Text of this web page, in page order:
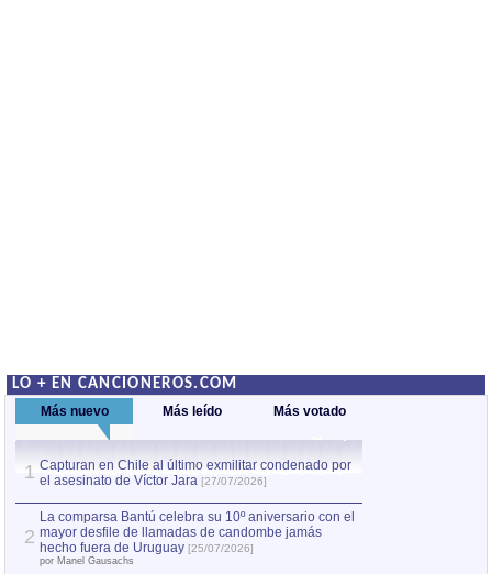
LO + EN CANCIONEROS.COM
Más nuevo Más leído Más votado
1 Capturan en Chile al último exmilitar condenado por
el asesinato de Víctor Jara [27/07/2026]
2
La comparsa Bantú celebra su 10º aniversario con el
mayor desfile de llamadas de candombe jamás
hecho fuera de Uruguay [25/07/2026]
por Manel Gausachs